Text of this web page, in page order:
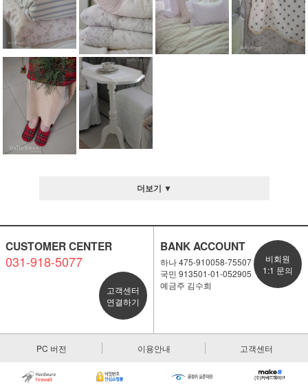
더보기 ▼
CUSTOMER CENTER
031-918-5077
고객센터
연결하기
BANK ACCOUNT
하나 475-910058-75507
국민 913501-01-052905
예금주 김수희
비회원
1:1 문의
PC 버전 이용안내 고객센터